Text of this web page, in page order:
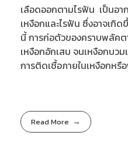
เลือดออกตามไรฟัน เป็นอา
เหงือกและไรฟัน ซึ่งอาจเกิ
นี้ การก่อตัวของคราบพลัคต
เหงือกอักเสบ จนเหงือกบว
การติดเชื้อภายในเหงือกหรื
Read More